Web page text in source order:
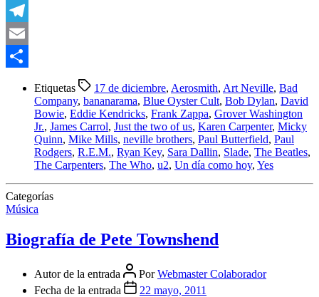
WhatsApp
Telegram
Email
Etiquetas 17 de diciembre, Aerosmith, Art Neville, Bad
Company, bananarama, Blue Oyster Cult, Bob Dylan, David
Bowie, Eddie Kendricks, Frank Zappa, Grover Washington
Jr., James Carrol, Just the two of us, Karen Carpenter, Micky
Quinn, Mike Mills, neville brothers, Paul Butterfield, Paul
Rodgers, R.E.M., Ryan Key, Sara Dallin, Slade, The Beatles,
The Carpenters, The Who, u2, Un día como hoy, Yes
Categorías
Música
Biografía de Pete Townshend
Autor de la entrada PorWebmaster Colaborador
Fecha de la entrada
22 mayo, 2011